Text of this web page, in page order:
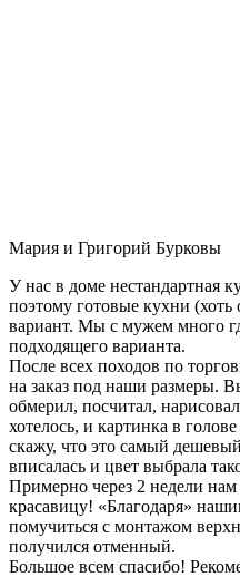
Мария и Григорий Бурковы
У нас в доме нестандартная
поэтому готовые кухни
вариант. Мы с мужем много
подходящего варианта.
После всех походов по
на заказ под наши размеры.
обмерил, посчитал,
хотелось, и картинка в
скажу, что это самый
вписалась и цвет выбрала
Примерно через 2 недели
красавицу! «Благодаря»
помучиться с монтажом
получился отменный.
Большое всем спасибо!